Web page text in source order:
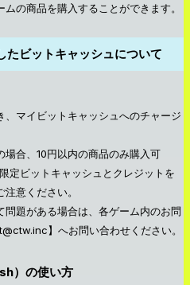
の商品を購入することができます。
たビットキャッシュについて
、マイビットキャッシュへのチャージ
合、10円以内の商品のみ購入可
定ビットキャッシュとクレジットを
意ください。
問題がある場合は、各ゲーム内のお問
】へお問い合わせください。
）の使い方